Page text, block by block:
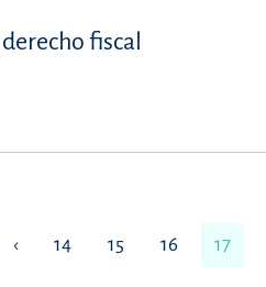
fiscal
‹ 14 15 16 17